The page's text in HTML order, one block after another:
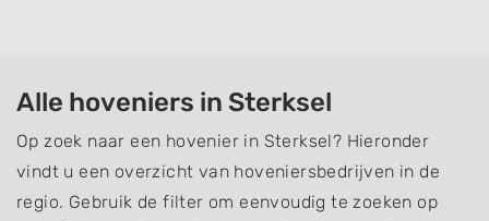
Alle hoveniers in Sterksel
Op zoek naar een hovenier in Sterksel? Hieronder
vindt u een overzicht van hoveniersbedrijven in de
regio. Gebruik de filter om eenvoudig te zoeken op